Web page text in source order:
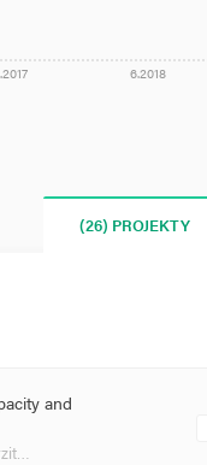
6.2018
(26) PROJEKTY
and